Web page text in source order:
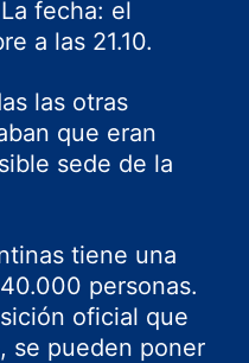
fecha: el
a las 21.10.
las otras
que eran
sede de la
tiene una
personas.
oficial que
se pueden poner